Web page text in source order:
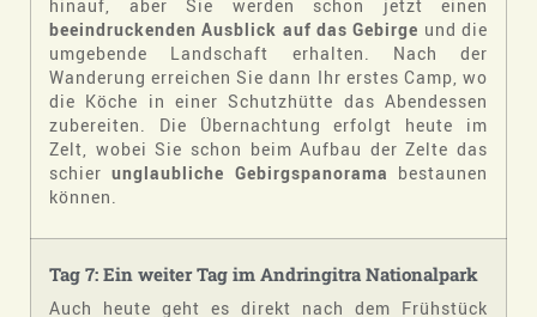
hinauf, aber Sie werden schon jetzt einen
beeindruckenden Ausblick auf das Gebirge und die
umgebende Landschaft erhalten. Nach der
Wanderung erreichen Sie dann Ihr erstes Camp, wo
die Köche in einer Schutzhütte das Abendessen
zubereiten. Die Übernachtung erfolgt heute im
Zelt, wobei Sie schon beim Aufbau der Zelte das
schierunglaubliche Gebirgspanorama bestaunen
können.
Tag 7: Ein weiter Tag im Andringitra Nationalpark
Auch heute geht es direkt nach dem Frühstück